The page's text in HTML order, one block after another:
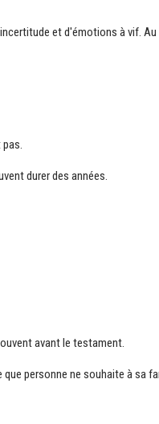
et d'émotions à vif.
durer des années.
avant le testament.
personne ne souhaite à sa